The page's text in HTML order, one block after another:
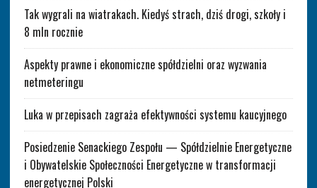
Tak wygrali na wiatrakach. Kiedyś strach, dziś drogi, szkoły i
8 mln rocznie
Aspekty prawne i ekonomiczne spółdzielni oraz wyzwania
netmeteringu
Luka w przepisach zagraża efektywności systemu kaucyjnego
Posiedzenie Senackiego Zespołu — Spółdzielnie Energetyczne
i Obywatelskie Społeczności Energetyczne w transformacji
energetycznej Polski